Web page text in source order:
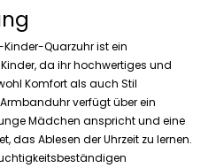
Quarzuhr ist ein
da ihr hochwertiges und
Komfort als auch Stil
verfügt über ein
Mädchen anspricht und eine
das Ablesen der Uhrzeit zu lernen.